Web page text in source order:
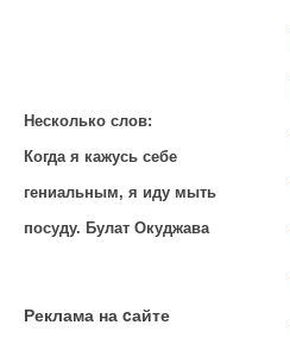
Несколько слов:
Когда я кажусь себе
гениальным, я иду мыть
посуду. Булат Окуджава
Реклама на cайте